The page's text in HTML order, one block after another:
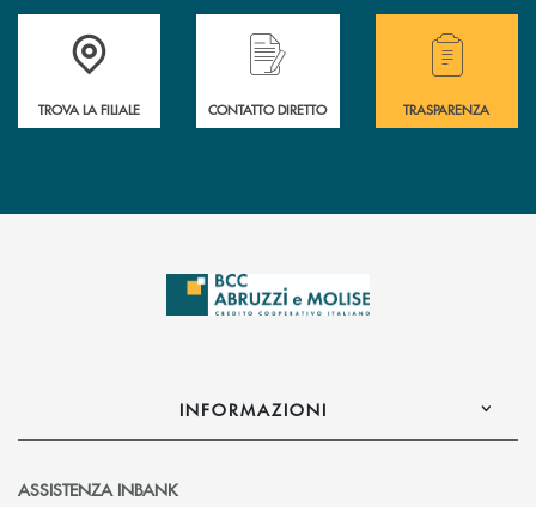
Accedi all' elenco completo delle filiali .
TROVA LA FILIALE CONTATTO DIRETTO
Hai bisogno di
TRASPARENZA
INFORMAZIONI
ASSISTENZA INBANK